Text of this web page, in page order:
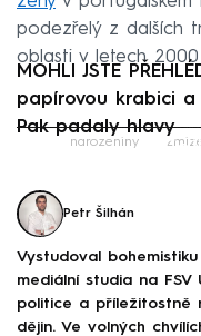
podezřelý z dalších
oblasti v letech 2000
MOHLI JSTE
papírovou krabici
Pak padaly hlavy
narozeniny
Petr Šilhán
Vystudoval
mediální studia na
politice a příležitostně
dějin. Ve volných